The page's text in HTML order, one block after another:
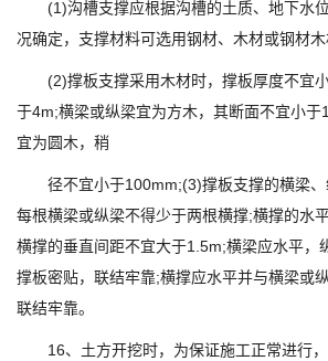
(1)沟槽支撑应根据沟槽的土质、地下水
况确定，支撑材料可选用钢材、木材或钢材木
(2)撑板支撑采用木材时，撑板厚度不宜
于4m;横梁或纵梁宜为方木，其断面不宜小
宜为圆木，稍
径不宜小于100mm;(3)撑板支撑的横梁、
每根横梁或纵梁不得少于两根横撑;横撑的水
横撑的垂直间距不宜大于1.5m;横梁应水平，
撑板密贴，联结牢靠;横撑应水平并与横梁或
联结牢靠。
16、土方开挖时，为保证施工正常进行，